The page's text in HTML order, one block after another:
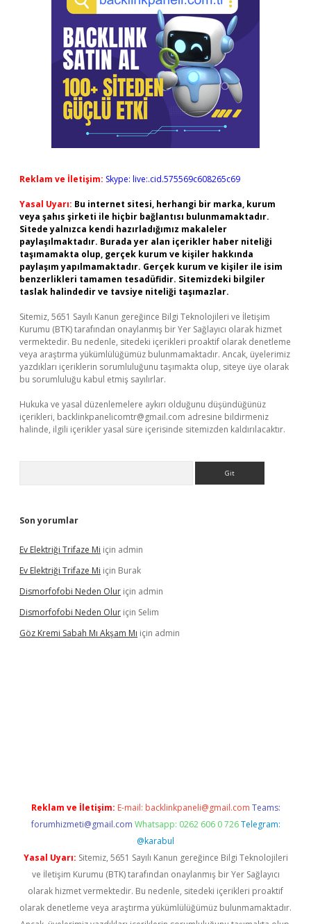
Reklam ve İletişim: Skype: live:.cid.575569c608265c69
Yasal Uyarı: Bu internet sitesi, herhangi bir marka, kurum
veya şahıs şirketi ile hiçbir bağlantısı bulunmamaktadır.
Sitede yalnızca kendi hazırladığımız makaleler
paylaşılmaktadır. Burada yer alan içerikler haber niteliği
taşımamakta olup, gerçek kurum ve kişiler hakkında
paylaşım yapılmamaktadır. Gerçek kurum ve kişiler ile isim
benzerlikleri tamamen tesadüfidir. Sitemizdeki bilgiler
taslak halindedir ve tavsiye niteliği taşımazlar.
Sitemiz, 5651 Sayılı Kanun gereğince Bilgi Teknolojileri ve İletişim
Kurumu (BTK) tarafından onaylanmış bir Yer Sağlayıcı olarak hizmet
vermektedir. Bu nedenle, sitedeki içerikleri proaktif olarak denetleme
veya araştırma yükümlülüğümüz bulunmamaktadır. Ancak, üyelerimiz
yazdıkları içeriklerin sorumluluğunu taşımakta olup, siteye üye olarak
bu sorumluluğu kabul etmiş sayılırlar.
Hukuka ve yasal düzenlemelere aykırı olduğunu düşündüğünüz
içerikleri, backlinkpanelicomtr@gmail.com adresine bildirmeniz
halinde, ilgili içerikler yasal süre içerisinde sitemizden kaldırılacaktır.
Son yorumlar
Ev Elektriği Trifaze Mi için admin
Ev Elektriği Trifaze Mi için Burak
Dismorfofobi Neden Olur için admin
Dismorfofobi Neden Olur için Selim
Göz Kremi Sabah Mı Akşam Mı için admin
Reklam ve İletişim: E-mail: backlinkpaneli@gmail.com Teams:
forumhizmeti@gmail.com Whatsapp: 0262 606 0 726 Telegram:
@karabul
Yasal Uyarı: Sitemiz, 5651 Sayılı Kanun gereğince Bilgi Teknolojileri
ve İletişim Kurumu (BTK) tarafından onaylanmış bir Yer Sağlayıcı
olarak hizmet vermektedir. Bu nedenle, sitedeki içerikleri proaktif
olarak denetleme veya araştırma yükümlülüğümüz bulunmamaktadır.